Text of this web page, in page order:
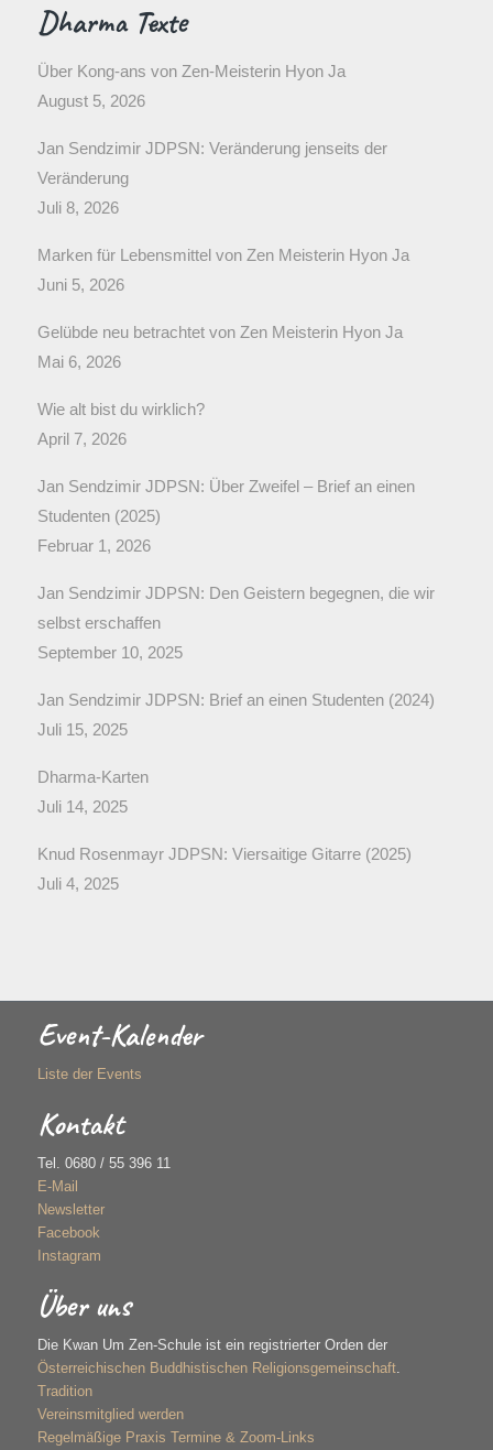
Dharma Texte
Über Kong-ans von Zen-Meisterin Hyon Ja
August 5, 2026
Jan Sendzimir JDPSN: Veränderung jenseits der
Veränderung
Juli 8, 2026
Marken für Lebensmittel von Zen Meisterin Hyon Ja
Juni 5, 2026
Gelübde neu betrachtet von Zen Meisterin Hyon Ja
Mai 6, 2026
Wie alt bist du wirklich?
April 7, 2026
Jan Sendzimir JDPSN: Über Zweifel – Brief an einen
Studenten (2025)
Februar 1, 2026
Jan Sendzimir JDPSN: Den Geistern begegnen, die wir
selbst erschaffen
September 10, 2025
Jan Sendzimir JDPSN: Brief an einen Studenten (2024)
Juli 15, 2025
Dharma-Karten
Juli 14, 2025
Knud Rosenmayr JDPSN: Viersaitige Gitarre (2025)
Juli 4, 2025
Event-Kalender
Liste der Events
Kontakt
Tel. 0680 / 55 396 11
E-Mail
Newsletter
Facebook
Instagram
Über uns
Die Kwan Um Zen-Schule ist ein registrierter Orden der
Österreichischen Buddhistischen Religionsgemeinschaft.
Tradition
Vereinsmitglied werden
Regelmäßige Praxis Termine & Zoom-Links